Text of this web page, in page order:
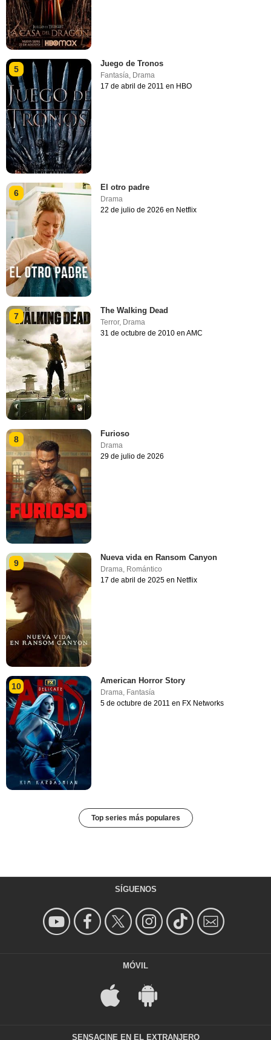
5
Juego de Tronos
Fantasía, Drama
17 de abril de 2011 en HBO
6
El otro padre
Drama
22 de julio de 2026 en Netflix
7
The Walking Dead
Terror, Drama
31 de octubre de 2010 en AMC
8
Furioso
Drama
29 de julio de 2026
9
Nueva vida en Ransom Canyon
Drama Romántico
17 de abril de 2025 en Netflix
10
American Horror Story
Drama, Fantasía
5 de octubre de 2011 en FX Networks
Top series más populares
SÍGUENOS
MÓVIL
SENSACINE EN EL EXTRANJERO